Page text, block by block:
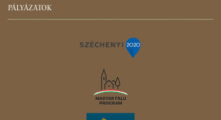
PÁLYÁZATOK